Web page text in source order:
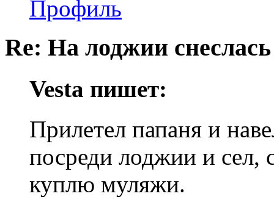
Профиль
Re: На лоджии
Vesta пишет:
Прилетел папаня и
посреди лоджии и сел,
куплю муляжи.